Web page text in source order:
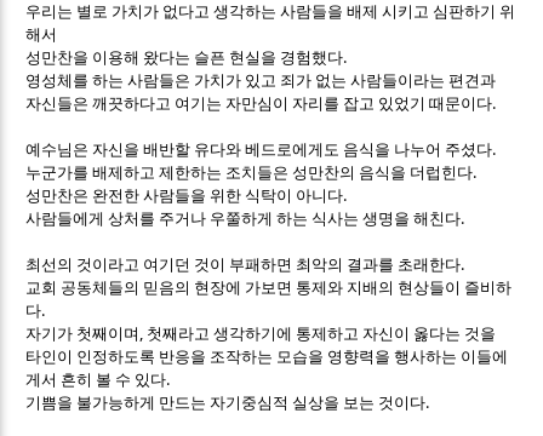
우리는 별로 가치가 없다고 생각하는 사람들을 배제 시키고 심판하기 위
해서
성만찬을 이용해 왔다는 슬픈 현실을 경험했다.
영성체를 하는 사람들은 가치가 있고 죄가 없는 사람들이라는 편견과
자신들은 깨끗하다고 여기는 자만심이 자리를 잡고 있었기 때문이다.
예수님은 자신을 배반할 유다와 베드로에게도 음식을 나누어 주셨다.
누군가를 배제하고 제한하는 조치들은 성만찬의 음식을 더럽힌다.
성만찬은 완전한 사람들을 위한 식탁이 아니다.
사람들에게 상처를 주거나 우쭐하게 하는 식사는 생명을 해친다.
최선의 것이라고 여기던 것이 부패하면 최악의 결과를 초래한다.
교회 공동체들의 믿음의 현장에 가보면 통제와 지배의 현상들이 즐비하
다.
자기가 첫째이며 , 첫째라고 생각하기에 통제하고 자신이 옳다는 것을
타인이 인정하도록 반응을 조작하는 모습을 영향력을 행사하는 이들에
게서 흔히 볼 수 있다.
기쁨을 불가능하게 만드는 자기중심적 실상을 보는 것이다.